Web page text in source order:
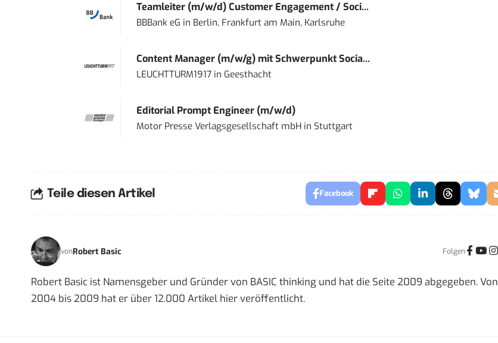
Teamleiter (m/w/d) Customer Engagement / Soci...
BBBank eG in Berlin, Frankfurt am Main, Karlsruhe
Content Manager (m/w/g) mit Schwerpunkt Socia...
LEUCHTTURM1917in Geesthacht
Editorial Prompt Engineer (m/w/d)
Motor Presse Verlagsgesellschaft mbHin Stuttgart
Teile diesen Artikel Facebook
vonRobert Basic Folgen
Robert Basic ist Namensgeber und Gründer von BASIC thinking und hat die Seite 2009 abgegeben. Von
2004 bis 2009 hat er über 12.000 Artikel hier veröffentlicht.